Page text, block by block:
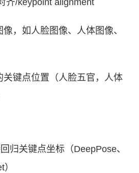
齐/keypoint alignment
，如人脸图像、人体图像、
键点位置（人脸五官，人体
归关键点坐标（DeepPose、